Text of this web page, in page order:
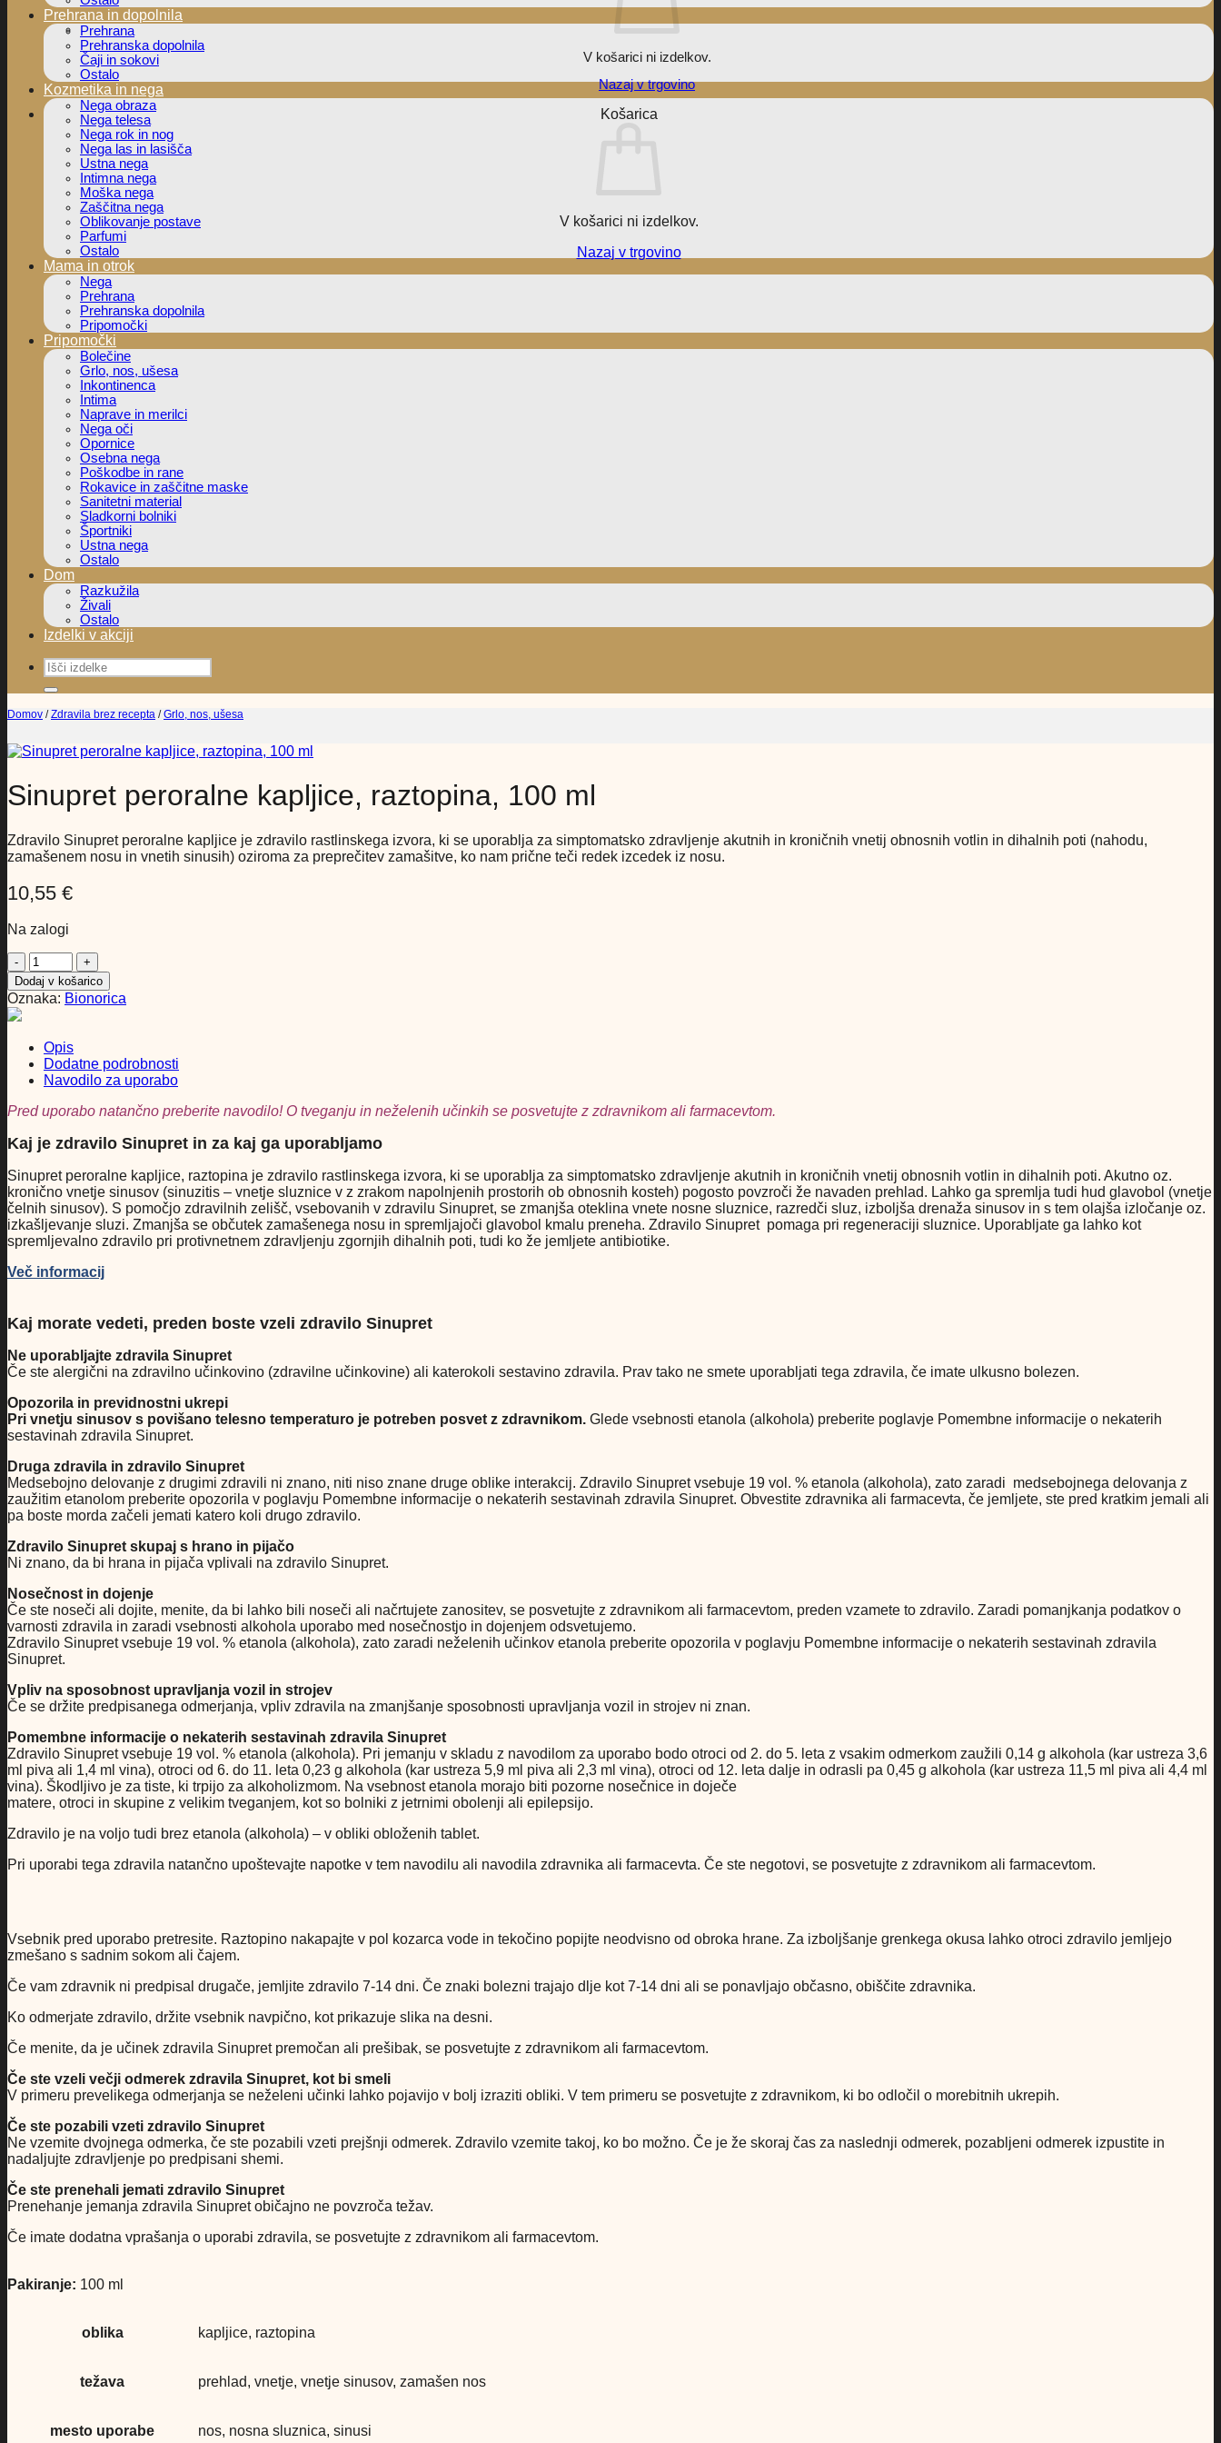
V košarici ni izdelkov.
Nazaj v trgovino
Košarica
V košarici ni izdelkov.
Nazaj v trgovino
Prehrana in dopolnila
Prehrana
Prehranska dopolnila
Čaji in sokovi
Ostalo
Kozmetika in nega
Nega obraza
Nega telesa
Nega rok in nog
Nega las in lasišča
Ustna nega
Intimna nega
Moška nega
Zaščitna nega
Oblikovanje postave
Parfumi
Ostalo
Mama in otrok
Nega
Prehrana
Prehranska dopolnila
Pripomočki
Pripomočki
Bolečine
Grlo, nos, ušesa
Inkontinenca
Intima
Naprave in merilci
Nega oči
Opornice
Osebna nega
Poškodbe in rane
Rokavice in zaščitne maske
Sanitetni material
Sladkorni bolniki
Športniki
Ustna nega
Ostalo
Dom
Razkužila
Živali
Ostalo
Izdelki v akciji
Išči:
Domov / Zdravila brez recepta / Grlo, nos, ušesa
Sinupret peroralne kapljice, raztopina, 100 ml
Zdravilo Sinupret peroralne kapljice je zdravilo rastlinskega izvora, ki se uporablja za simptomatsko zdravljenje akutnih in kroničnih vnetij obnosnih votlin in dihalnih poti (nahodu,
zamašenem nosu in vnetih sinusih) oziroma za preprečitev zamašitve, ko nam prične teči redek izcedek iz nosu.
10,55 €
Na zalogi
Sinupret
peroralne
kapljice,
raztopina,
količina
Dodaj v košarico
Oznaka: Bionorica
Opis
Dodatne podrobnosti
Navodilo za uporabo
Pred uporabo natančno preberite navodilo! O tveganju in neželenih učinkih se posvetujte z zdravnikom ali farmacevtom.
Kaj je zdravilo Sinupret in za kaj ga uporabljamo
Sinupret peroralne kapljice, raztopina je zdravilo rastlinskega izvora, ki se uporablja za simptomatsko zdravljenje akutnih in kroničnih vnetij obnosnih votlin in dihalnih poti. Akutno oz.
kronično vnetje sinusov (sinuzitis – vnetje sluznice v z zrakom napolnjenih prostorih ob obnosnih kosteh) pogosto povzroči že navaden prehlad. Lahko ga spremlja tudi hud glavobol (vnetje
čelnih sinusov). S pomočjo zdravilnih zelišč, vsebovanih v zdravilu Sinupret, se zmanjša oteklina vnete nosne sluznice, razredči sluz, izboljša drenaža sinusov in s tem olajša izločanje oz.
izkašljevanje sluzi. Zmanjša se občutek zamašenega nosu in spremljajoči glavobol kmalu preneha. Zdravilo Sinupret pomaga pri regeneraciji sluznice. Uporabljate ga lahko kot
spremljevalno zdravilo pri protivnetnem zdravljenju zgornjih dihalnih poti, tudi ko že jemljete antibiotike.
Več informacij
Kaj morate vedeti, preden boste vzeli zdravilo Sinupret
Ne uporabljajte zdravila Sinupret
Če ste alergični na zdravilno učinkovino (zdravilne učinkovine) ali katerokoli sestavino zdravila. Prav tako ne smete uporabljati tega zdravila, če imate ulkusno bolezen.
Opozorila in previdnostni ukrepi
Pri vnetju sinusov s povišano telesno temperaturo je potreben posvet z zdravnikom. Glede vsebnosti etanola (alkohola) preberite poglavje Pomembne informacije o nekaterih
sestavinah zdravila Sinupret.
Druga zdravila in zdravilo Sinupret
Medsebojno delovanje z drugimi zdravili ni znano, niti niso znane druge oblike interakcij. Zdravilo Sinupret vsebuje 19 vol. % etanola (alkohola), zato zaradi medsebojnega delovanja z
zaužitim etanolom preberite opozorila v poglavju Pomembne informacije o nekaterih sestavinah zdravila Sinupret. Obvestite zdravnika ali farmacevta, če jemljete, ste pred kratkim jemali ali
pa boste morda začeli jemati katero koli drugo zdravilo.
Zdravilo Sinupret skupaj s hrano in pijačo
Ni znano, da bi hrana in pijača vplivali na zdravilo Sinupret.
Nosečnost in dojenje
Če ste noseči ali dojite, menite, da bi lahko bili noseči ali načrtujete zanositev, se posvetujte z zdravnikom ali farmacevtom, preden vzamete to zdravilo. Zaradi pomanjkanja podatkov o
varnosti zdravila in zaradi vsebnosti alkohola uporabo med nosečnostjo in dojenjem odsvetujemo.
Zdravilo Sinupret vsebuje 19 vol. % etanola (alkohola), zato zaradi neželenih učinkov etanola preberite opozorila v poglavju Pomembne informacije o nekaterih sestavinah zdravila
Sinupret.
Vpliv na sposobnost upravljanja vozil in strojev
Če se držite predpisanega odmerjanja, vpliv zdravila na zmanjšanje sposobnosti upravljanja vozil in strojev ni znan.
Pomembne informacije o nekaterih sestavinah zdravila Sinupret
Zdravilo Sinupret vsebuje 19 vol. % etanola (alkohola). Pri jemanju v skladu z navodilom za uporabo bodo otroci od 2. do 5. leta z vsakim odmerkom zaužili 0,14 g alkohola (kar ustreza 3,6
ml piva ali 1,4 ml vina), otroci od 6. do 11. leta 0,23 g alkohola (kar ustreza 5,9 ml piva ali 2,3 ml vina), otroci od 12. leta dalje in odrasli pa 0,45 g alkohola (kar ustreza 11,5 ml piva ali 4,4 ml
vina). Škodljivo je za tiste, ki trpijo za alkoholizmom. Na vsebnost etanola morajo biti pozorne nosečnice in doječe
matere, otroci in skupine z velikim tveganjem, kot so bolniki z jetrnimi obolenji ali epilepsijo.
Zdravilo je na voljo tudi brez etanola (alkohola) – v obliki obloženih tablet.
Pri uporabi tega zdravila natančno upoštevajte napotke v tem navodilu ali navodila zdravnika ali farmacevta. Če ste negotovi, se posvetujte z zdravnikom ali farmacevtom.
Vsebnik pred uporabo pretresite. Raztopino nakapajte v pol kozarca vode in tekočino popijte neodvisno od obroka hrane. Za izboljšanje grenkega okusa lahko otroci zdravilo jemljejo
zmešano s sadnim sokom ali čajem.
Če vam zdravnik ni predpisal drugače, jemljite zdravilo 7-14 dni. Če znaki bolezni trajajo dlje kot 7-14 dni ali se ponavljajo občasno, obiščite zdravnika.
Ko odmerjate zdravilo, držite vsebnik navpično, kot prikazuje slika na desni.
Če menite, da je učinek zdravila Sinupret premočan ali prešibak, se posvetujte z zdravnikom ali farmacevtom.
Če ste vzeli večji odmerek zdravila Sinupret, kot bi smeli
V primeru prevelikega odmerjanja se neželeni učinki lahko pojavijo v bolj izraziti obliki. V tem primeru se posvetujte z zdravnikom, ki bo odločil o morebitnih ukrepih.
Če ste pozabili vzeti zdravilo Sinupret
Ne vzemite dvojnega odmerka, če ste pozabili vzeti prejšnji odmerek. Zdravilo vzemite takoj, ko bo možno. Če je že skoraj čas za naslednji odmerek, pozabljeni odmerek izpustite in
nadaljujte zdravljenje po predpisani shemi.
Če ste prenehali jemati zdravilo Sinupret
Prenehanje jemanja zdravila Sinupret običajno ne povzroča težav.
Če imate dodatna vprašanja o uporabi zdravila, se posvetujte z zdravnikom ali farmacevtom.
Pakiranje: 100 ml
oblika kapljice, raztopina
težava prehlad, vnetje, vnetje sinusov, zamašen nos
mesto uporabe nos, nosna sluznica, sinusi